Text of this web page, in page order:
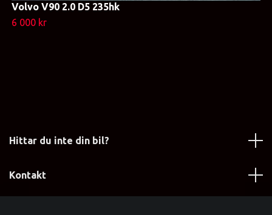
Volvo V90 2.0 D5 235hk
6 000 kr
Hittar du inte din bil?
Kontakt